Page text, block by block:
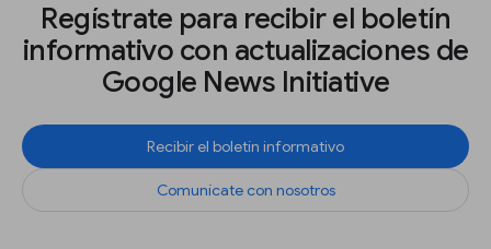
Regístrate para recibir el boletín
informativo con actualizaciones de
Google News Initiative
Recibir el boletín informativo
Comunícate con nosotros